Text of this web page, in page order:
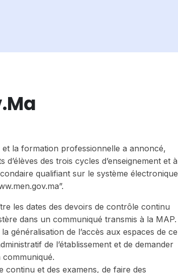
et la formation professionnelle a annoncé,
d’élèves des trois cycles d’enseignement et à
qualifiant sur le système électronique
les dates des devoirs de contrôle continu
dans un communiqué transmis à la MAP.
généralisation de l’accès aux espaces de ce
de l’établissement et de demander
continu et des examens, de faire des